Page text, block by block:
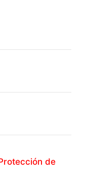
de